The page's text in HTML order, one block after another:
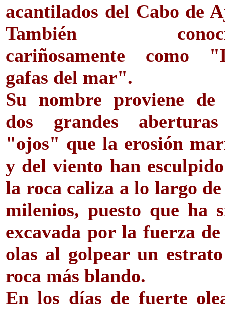
acantilados del Cabo de
También
cariñosamente como
gafas del mar".
Su nombre proviene de
dos grandes
"ojos" que la erosión
y del viento han
la roca caliza a lo largo
milenios, puesto que ha
excavada por la fuerza
olas al golpear un
roca más blando.
En los días de fuerte